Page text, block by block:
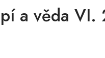
a věda